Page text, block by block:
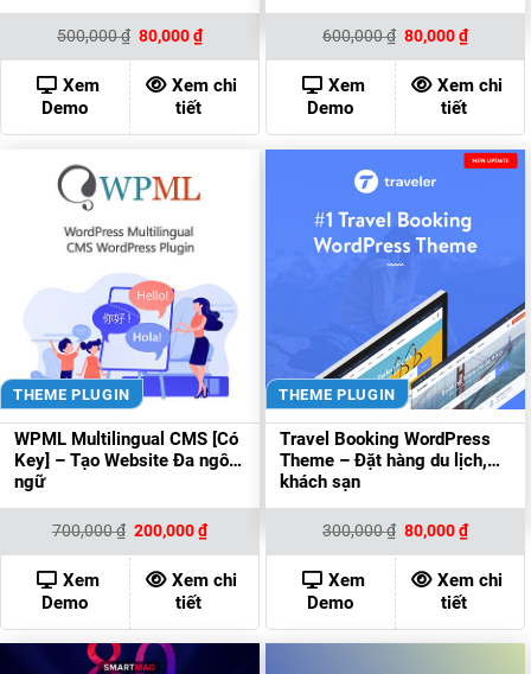
500,000₫ Giá
gốc
là:
500,000 ₫.
80,000₫Giá
hiện
tại
là:
80,000 ₫.
Xem
Demo
Xem chi
tiết
600,000₫ Giá
gốc
là:
600,000 ₫.
80,000₫Giá
hiện
tại
là:
80,000
Xem
Demo
Xem chi
tiết
THEME PLUGIN
WPML Multilingual CMS [Có
Key] – Tạo Website Đa ngôn
ngữ
700,000₫ Giá
là:
700,000 ₫.
200,000₫Giá
hiện
tại
là:
200,000 ₫.
Xem
Demo
Xem chi
tiết
THEME PLUGIN
Travel Booking WordPress
Theme – Đặt hàng du lịch,
khách sạn
300,000₫ Giá
gốc
là:
300,000 ₫.
80,000₫Giá
hiện
tại
là:
80,000
Xem
Demo
Xem chi
tiết